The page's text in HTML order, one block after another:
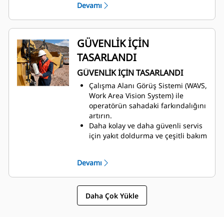
verimliliği sağlamak için tartma
keyfini çıkarın
Çok işlevli ekrana sahip sezgisel,
ergonomik kumandalar
operatörlerin işlerine
odaklanmasını sağlar.
Otomatik sıcaklık kumandasıyla
istediğiniz kabin sıcaklığını
koruyun.
Devamı
GÜVENLİK İÇİN
TASARLANDI
GÜVENLİK İÇİN TASARLANDI
Çalışma Alanı Görüş Sistemi (WAVS,
Work Area Vision System) ile
operatörün sahadaki farkındalığını
artırın.
Daha kolay ve daha güvenli servis
için yakıt doldurma ve çeşitli bakım
Emniyet kemeri göstergesi,
emniyetkemeri takılı olmadığında
sesli ve görsel uyarı verir. Geniş
fren pabuçları ve fren tamburları
fren performansını artırır, fren ve
Devamı
Daha Çok Yükle